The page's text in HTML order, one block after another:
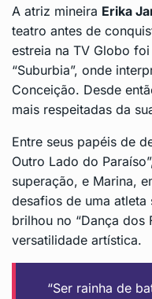
A atriz mineira Erika
teatro antes de
estreia na TV Globo
“Suburbia”, onde
Conceição. Desde
mais respeitadas da
Entre seus papéis de
Outro Lado do
superação, e Marina,
desafios de uma atleta
brilhou no “Dança dos
versatilidade artística.
“Ser rainha de